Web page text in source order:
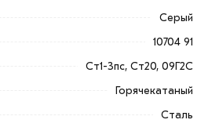
Серый
10704 91
Ст1-3пс, Ст20, 09Г2С
Горячекатаный
Сталь